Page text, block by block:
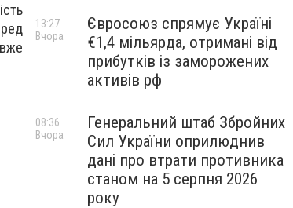
Євросоюз спрямує Україні
€1,4 мільярда, отримані від
прибутків із заморожених
активів рф
13:27
Вчора
Генеральний штаб Збройних
Сил України оприлюднив
дані про втрати противника
станом на 5 серпня 2026
року
08:36
Вчора